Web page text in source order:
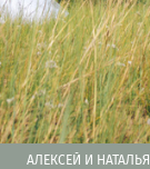
АЛЕКСЕЙ И НАТАЛЬЯ